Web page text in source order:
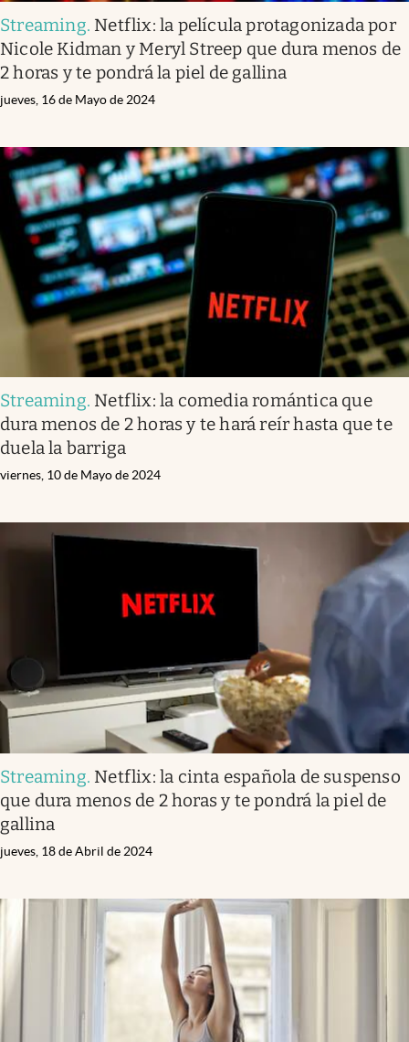
Streaming. Netflix: la película protagonizada por
Nicole Kidman y Meryl Streep que dura menos de
2 horas y te pondrá la piel de gallina
jueves, 16 de Mayo de 2024
Streaming. Netflix: la comedia romántica que
dura menos de 2 horas y te hará reír hasta que te
duela la barriga
viernes, 10 de Mayo de 2024
Streaming. Netflix: la cinta española de suspenso
que dura menos de 2 horas y te pondrá la piel de
gallina
jueves, 18 de Abril de 2024